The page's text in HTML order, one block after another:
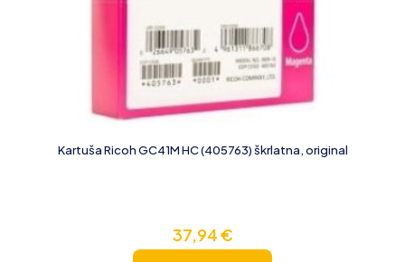
Kartuša Ricoh GC41M HC (405763) škrlatna, original
37,94€